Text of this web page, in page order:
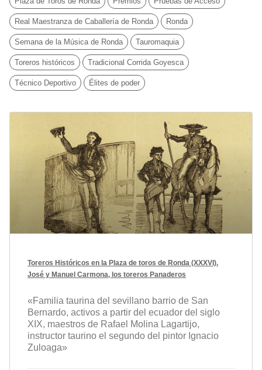
Real Maestranza de Caballería de Ronda Ronda
Semana de la Música de Ronda Tauromaquia
Toreros históricos Tradicional Corrida Goyesca
Técnico Deportivo Élites de poder
Toreros Históricos en la Plaza de toros de Ronda (XXXVI).
José y Manuel Carmona, los toreros Panaderos
«Familia taurina del sevillano barrio de San
Bernardo, activos a partir del ecuador del siglo
XIX, maestros de Rafael Molina Lagartijo,
instructor taurino el segundo del pintor Ignacio
Zuloaga»